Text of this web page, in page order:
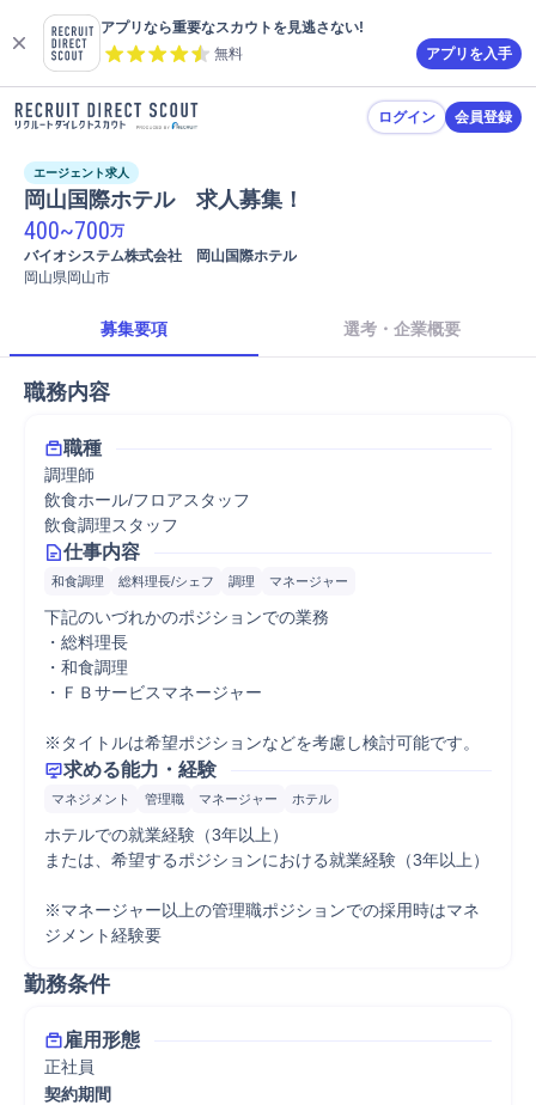
アプリなら重要なスカウトを見逃さない!
無料
アプリを入手
ログイン 会員登録
エージェント求人
岡山国際ホテル　求人募集！
400~700万
バイオシステム株式会社　岡山国際ホテル
岡山県岡山市
募集要項 選考・企業概要
職務内容
職種
調理師
飲食ホール/フロアスタッフ
飲食調理スタッフ
仕事内容
和食調理 総料理長/シェフ 調理 マネージャー
下記のいづれかのポジションでの業務
・総料理長
・和食調理
・ＦＢサービスマネージャー
※タイトルは希望ポジションなどを考慮し検討可能です。
求める能力・経験
マネジメント 管理職 マネージャー ホテル
ホテルでの就業経験（3年以上）
または、希望するポジションにおける就業経験（3年以上）
※マネージャー以上の管理職ポジションでの採用時はマネ
ジメント経験要
勤務条件
雇用形態
正社員
契約期間